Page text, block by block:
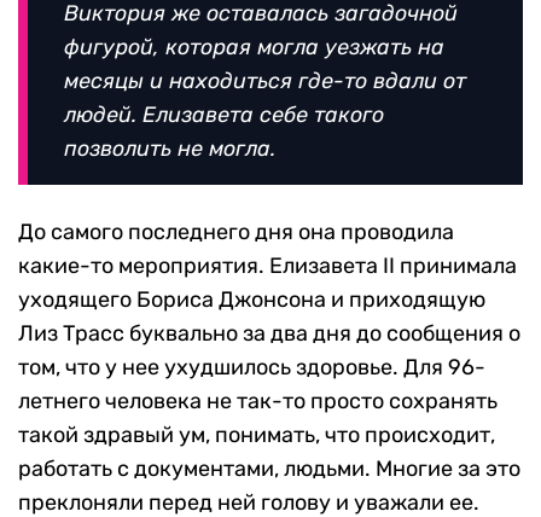
Виктория же оставалась загадочной
фигурой, которая могла уезжать на
месяцы и находиться где-то вдали от
людей. Елизавета себе такого
позволить не могла.
До самого последнего дня она проводила
какие-то мероприятия. Елизавета II принимала
уходящего Бориса Джонсона и приходящую
Лиз Трасс буквально за два дня до сообщения о
том, что у нее ухудшилось здоровье. Для 96-
летнего человека не так-то просто сохранять
такой здравый ум, понимать, что происходит,
работать с документами, людьми. Многие за это
преклоняли перед ней голову и уважали ее.